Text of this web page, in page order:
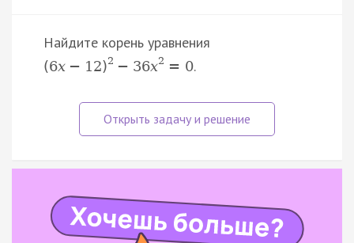
Найдите корень уравнения
(6x − 12)2 − 36x2 = 0.